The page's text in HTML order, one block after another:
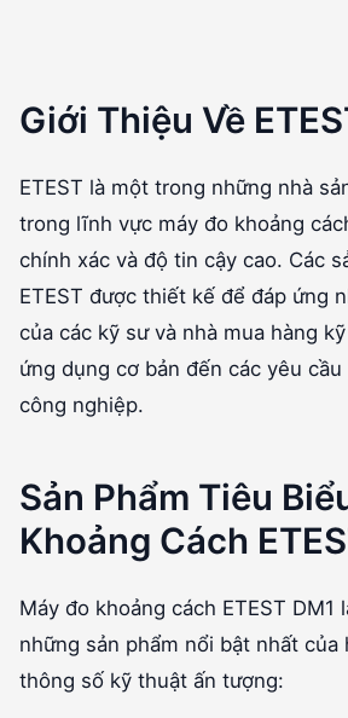
Giới Thiệu Về
ETEST là một trong những nhà
trong lĩnh vực máy đo khoảng
chính xác và độ tin cậy cao. Các
ETEST được thiết kế để đáp ứng
của các kỹ sư và nhà mua hàng
ứng dụng cơ bản đến các yêu
công nghiệp.
Sản Phẩm Tiêu
Khoảng Cách
Máy đo khoảng cách ETEST DM1
những sản phẩm nổi bật nhất của
thông số kỹ thuật ấn tượng: